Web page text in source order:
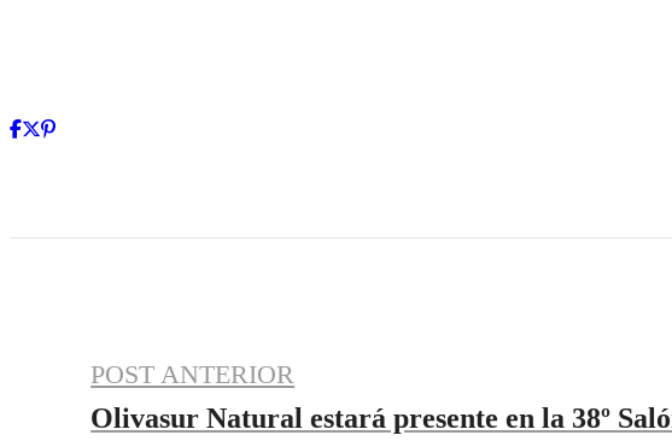
POST ANTERIOR
Olivasur Natural estará presente en la 38º